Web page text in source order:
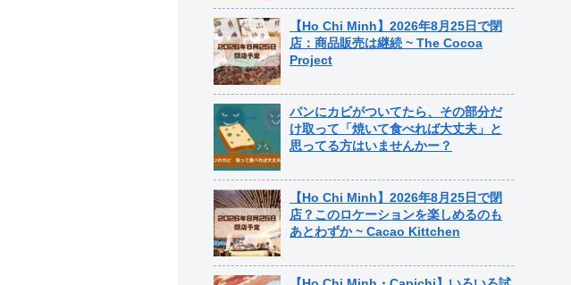
【Ho Chi Minh】2026年8月25日で閉
店：商品販売は継続 ~ The Cocoa
Project
パンにカビがついてたら、その部分だ
け取って「焼いて食べれば大丈夫」と
思ってる方はいませんかー？
【Ho Chi Minh】2026年8月25日で閉
店？このロケーションを楽しめるのも
あとわずか ~ Cacao Kittchen